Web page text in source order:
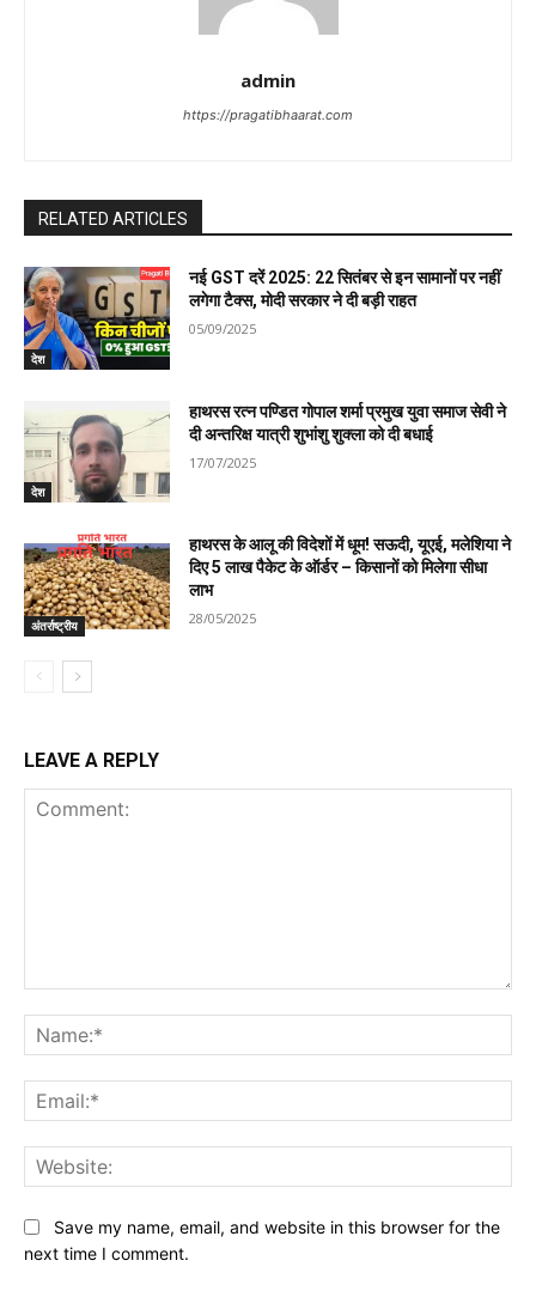
admin
https://pragatibhaarat.com
RELATED ARTICLES
देश
नई GST दरें 2025: 22 सितंबर से इन सामानों पर नहीं
लगेगा टैक्स, मोदी सरकार ने दी बड़ी राहत
05/09/2025
देश
हाथरस रत्न पण्डित गोपाल शर्मा प्रमुख युवा समाज सेवी ने
दी अन्तरिक्ष यात्री शुभांशु शुक्ला को दी बधाई
17/07/2025
अंतर्राष्ट्रीय
हाथरस के आलू की विदेशों में धूम! सऊदी, यूएई, मलेशिया ने
दिए 5 लाख पैकेट के ऑर्डर – किसानों को मिलेगा सीधा
लाभ
28/05/2025
LEAVE A REPLY
Save my name, email, and website in this browser for the
next time I comment.